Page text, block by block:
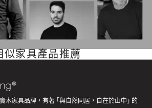
似家具產品推薦
木家具品牌，有著 ｢與自然同居，自在於山中｣ 的